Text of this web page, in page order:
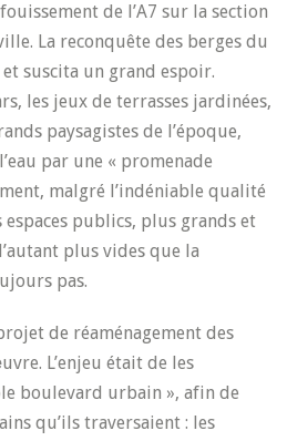
de l’A7 sur la section
La reconquête des berges du
suscita un grand espoir.
les jeux de terrasses jardinées,
paysagistes de l’époque,
par une « promenade
malgré l’indéniable qualité
publics, plus grands et
plus vides que la
pas.
de réaménagement des
L’enjeu était de les
boulevard urbain », afin de
qu’ils traversaient : les